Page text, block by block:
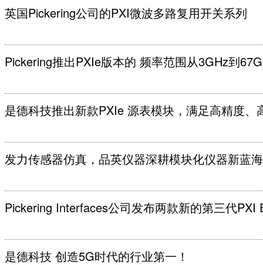
英国Pickering公司的PXI微波多路复用开关系列
Pickering推出PXIe版本的 频率范围从3GHz到
是德科技推出新款PXIe 源表模块，满足高精度
发力传感器仿真，品英仪器深耕模块化仪器新蓝海
Pickering Interfaces公司发布两款新的第三代PXI
是德科技 创造5G时代的行业第一！